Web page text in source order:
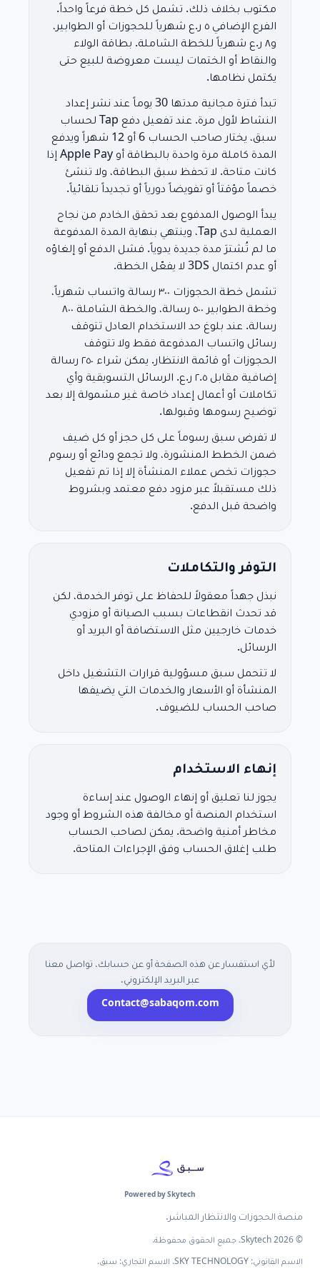
مكتوب بخلاف ذلك. تشمل كل خطة فرعاً واحداً.
الفرع الإضافي ٥ ر.ع شهرياً للحجوزات أو الطوابير،
و٨ ر.ع شهرياً للخطة الشاملة. بطاقة الولاء
والنقاط أو الختمات ليست معروضة للبيع حتى
يكتمل نظامها.
تبدأ فترة مجانية مدتها 30 يوماً عند نشر إعداد
النشاط لأول مرة. عند تفعيل دفع Tap لحساب
سبق، يختار صاحب الحساب 6 أو 12 شهراً ويدفع
المدة كاملة مرة واحدة بالبطاقة أو Apple Pay إذا
كانت متاحة. لا تحفظ سبق البطاقة، ولا تنشئ
خصماً مؤقتاً أو تفويضاً دورياً أو تجديداً تلقائياً.
يبدأ الوصول المدفوع بعد تحقق الخادم من نجاح
العملية لدى Tap، وينتهي بنهاية المدة المدفوعة
ما لم تُشترَ مدة جديدة يدوياً. فشل الدفع أو إلغاؤه
أو عدم اكتمال 3DS لا يفعّل الخطة.
تشمل خطة الحجوزات ٣٠٠ رسالة واتساب شهرياً،
وخطة الطوابير ٥٠٠ رسالة، والخطة الشاملة ٨٠٠
رسالة. عند بلوغ حد الاستخدام العادل تتوقف
رسائل واتساب المدفوعة فقط ولا تتوقف
الحجوزات أو قائمة الانتظار. يمكن شراء ٢٥٠ رسالة
إضافية مقابل ٢.٥ ر.ع. الرسائل التسويقية وأي
تكاملات أو أعمال إعداد خاصة غير مشمولة إلا بعد
توضيح رسومها وقبولها.
لا تفرض سبق رسوماً على كل حجز أو كل ضيف
ضمن الخطط المنشورة، ولا تجمع ودائع أو رسوم
حجوزات تخص عملاء المنشأة إلا إذا تم تفعيل
ذلك مستقبلاً عبر مزود دفع معتمد وبشروط
واضحة قبل الدفع.
التوفر والتكاملات
نبذل جهداً معقولاً للحفاظ على توفر الخدمة، لكن
قد تحدث انقطاعات بسبب الصيانة أو مزودي
خدمات خارجيين مثل الاستضافة أو البريد أو
الرسائل.
لا تتحمل سبق مسؤولية قرارات التشغيل داخل
المنشأة أو الأسعار والخدمات التي يضيفها
صاحب الحساب للضيوف.
إنهاء الاستخدام
يجوز لنا تعليق أو إنهاء الوصول عند إساءة
استخدام المنصة أو مخالفة هذه الشروط أو وجود
مخاطر أمنية واضحة. يمكن لصاحب الحساب
طلب إغلاق الحساب وفق الإجراءات المتاحة.
لأي استفسار عن هذه الصفحة أو عن حسابك، تواصل معنا
عبر البريد الإلكتروني.
Contact@sabaqom.com
Powered by Skytech
منصة الحجوزات والانتظار المباشر.
© 2026 Skytech. جميع الحقوق محفوظة.
الاسم القانوني: SKY TECHNOLOGY. الاسم التجاري: سبق.